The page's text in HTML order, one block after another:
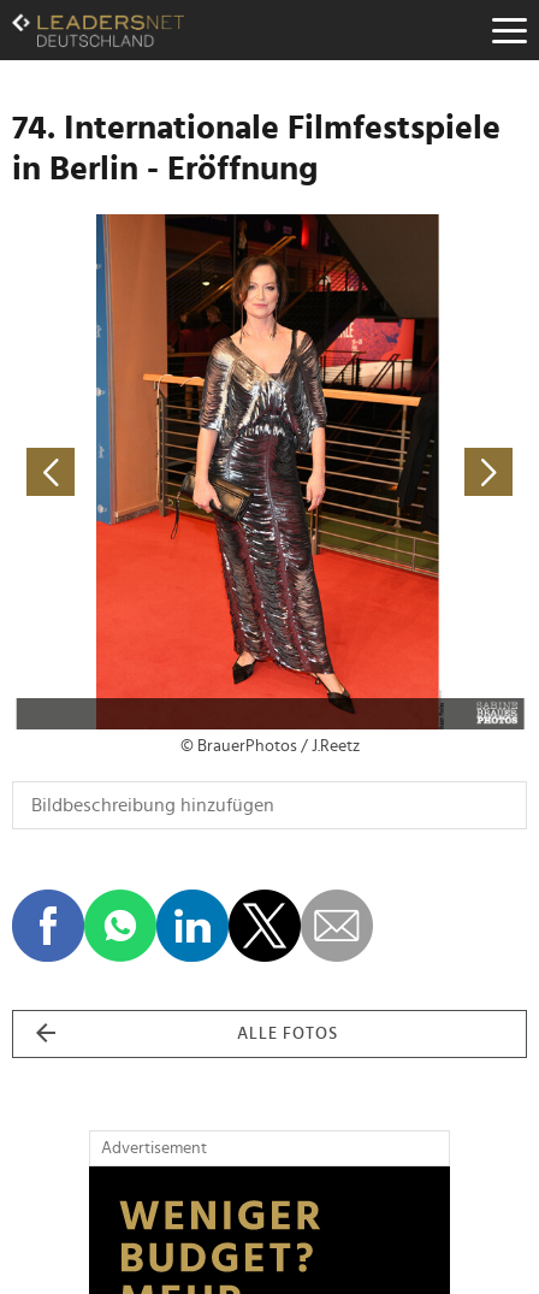
Zum
Inhalt
Zur
Navigation
Zur
Hauptnavigation
74. Internationale Filmfestspiele
in Berlin - Eröffnung
© BrauerPhotos / J.Reetz
ALLE FOTOS
Advertisement